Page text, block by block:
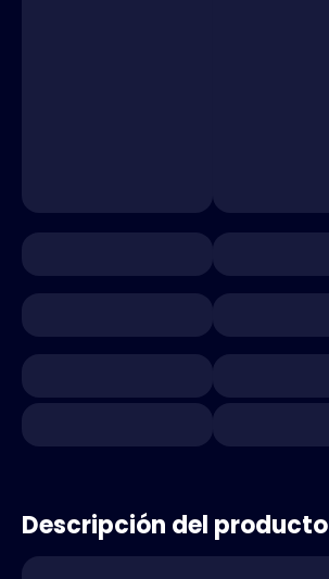
Descripción del producto